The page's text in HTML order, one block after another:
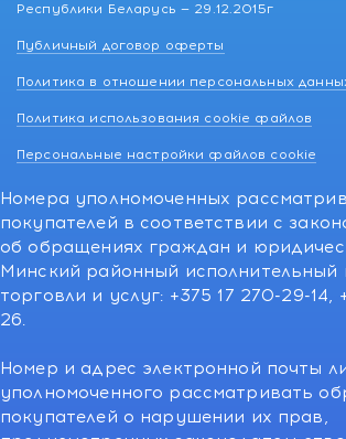
Республики Беларусь — 29.12.2015г
Публичный договор оферты
Политика в отношении персональных
Политика использования cookie файлов
Персональные настройки файлов cookie
Номера уполномоченных
покупателей в соответствии с
об обращениях граждан и
Минский районный исполнительный
торговли и услуг: +375 17 270-29-14,
26.
Номер и адрес электронной почты
уполномоченного рассматривать
покупателей о нарушении их прав,